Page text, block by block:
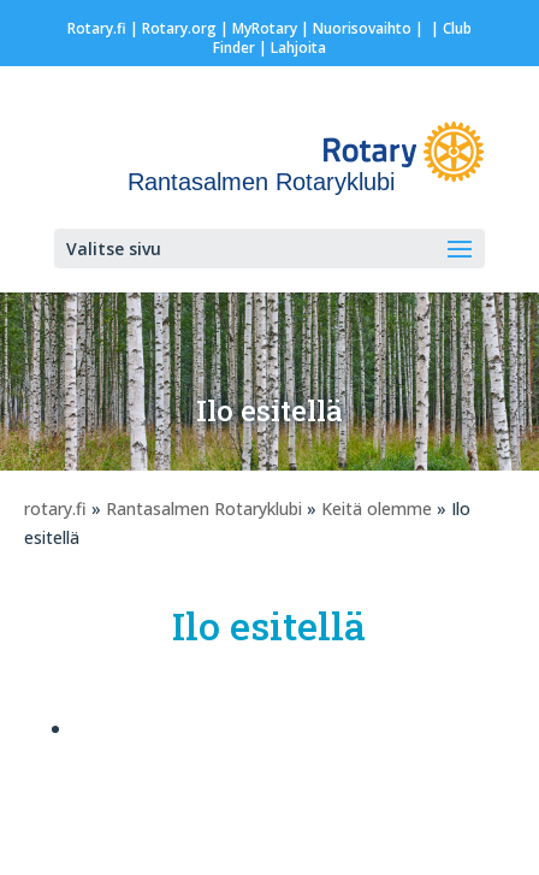
Rotary.fi | Rotary.org| MyRotary | Nuorisovaihto | | Club
Finder| Lahjoita
Rantasalmen Rotaryklubi
Valitse sivu
Ilo esitellä
rotary.fi » Rantasalmen Rotaryklubi » Keitä olemme » Ilo
esitellä
Ilo esitellä